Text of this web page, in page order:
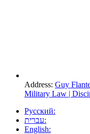
Address: Guy
Military Law |
Русский:
עברית:
English: